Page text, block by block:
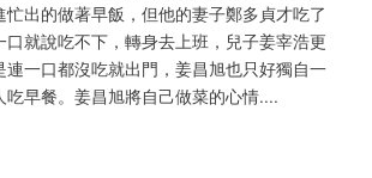
忙出的做著早飯，但他的妻子鄭多貞才吃了
口就說吃不下，轉身去上班，兒子姜宰浩更
連一口都沒吃就出門，姜昌旭也只好獨自一
吃早餐。姜昌旭將自己做菜的心情....